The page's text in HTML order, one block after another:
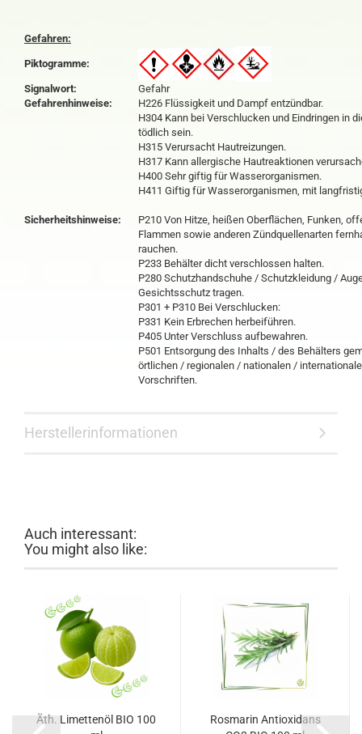
Gefahren:
Piktogramme:
Signalwort:
Gefahr
Gefahrenhinweise:
H226 Flüssigkeit und Dampf entzündbar.
H304 Kann bei Verschlucken und Eindringen in
tödlich sein.
H315 Verursacht Hautreizungen.
H317 Kann allergische Hautreaktionen
H400 Sehr giftig für Wasserorganismen.
H411 Giftig für Wasserorganismen, mit
Sicherheitshinweise:
P210 Von Hitze, heißen Oberflächen, Funken,
Flammen sowie anderen Zündquellenarten
rauchen.
P233 Behälter dicht verschlossen halten.
P280 Schutzhandschuhe / Schutzkleidung /
Gesichtsschutz tragen.
P301 + P310 Bei Verschlucken:
P331 Kein Erbrechen herbeiführen.
P405 Unter Verschluss aufbewahren.
P501 Entsorgung des Inhalts / des Behälters
örtlichen / regionalen / nationalen /
Vorschriften.
Herstellerinformationen
Auch interessant:
You might also like:
Äth. Limettenöl BIO 100
Rosmarin Antioxidans